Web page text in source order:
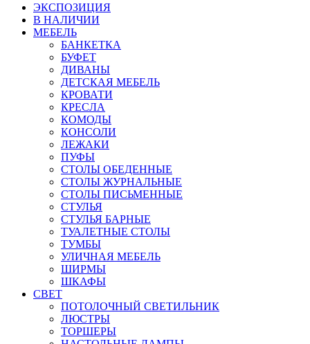
ЭКСПОЗИЦИЯ
В НАЛИЧИИ
МЕБЕЛЬ
БАНКЕТКА
БУФЕТ
ДИВАНЫ
ДЕТСКАЯ МЕБЕЛЬ
КРОВАТИ
КРЕСЛА
КОМОДЫ
КОНСОЛИ
ЛЕЖАКИ
ПУФЫ
СТОЛЫ ОБЕДЕННЫЕ
СТОЛЫ ЖУРНАЛЬНЫЕ
СТОЛЫ ПИСЬМЕННЫЕ
СТУЛЬЯ
СТУЛЬЯ БАРНЫЕ
ТУАЛЕТНЫЕ СТОЛЫ
ТУМБЫ
УЛИЧНАЯ МЕБЕЛЬ
ШИРМЫ
ШКАФЫ
СВЕТ
ПОТОЛОЧНЫЙ СВЕТИЛЬНИК
ЛЮСТРЫ
ТОРШЕРЫ